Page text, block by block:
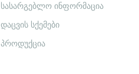
სასარგებლო ინფორმაცია
დაცვის სქემები
პროდუქცია